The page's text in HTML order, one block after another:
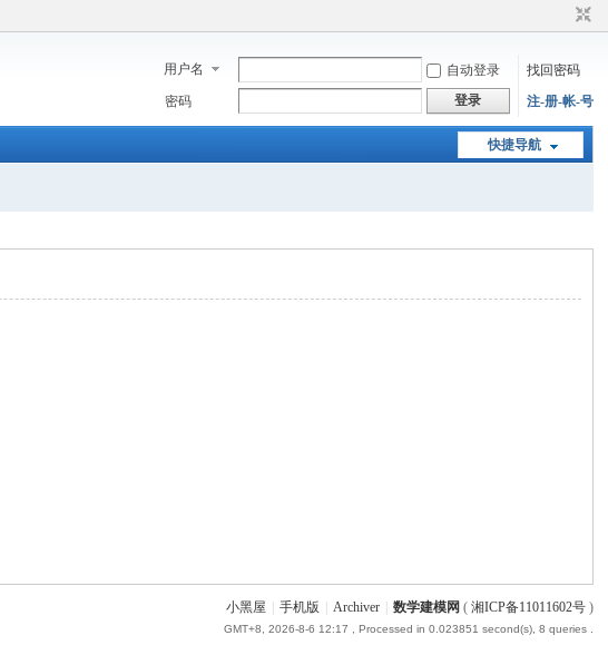
用户名 自动登录
找回密码
密码
登录 注-册-帐-号
快捷导航
小黑屋 手机版 Archiver 数学建模网 ( 湘ICP备11011602号)
GMT+8, 2026-8-6 12:17 , Processed in 0.023851 second(s), 8 queries .